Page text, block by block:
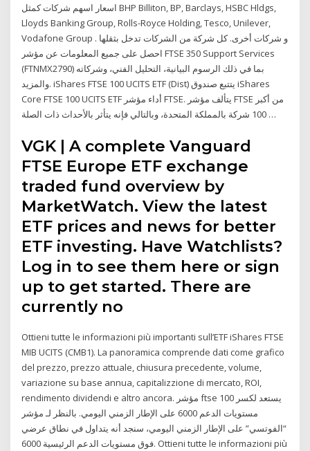
اسعار اسهم شركات كمثل BHP Billiton, BP, Barclays, HSBC Hldgs,
Lloyds Banking Group, Rolls-Royce Holding, Tesco, Unilever,
Vodafone Group و شركات أخرى. كل شركة من الشركات تدخل بثقلها .
احصل على جميع المعلومات عن مؤشر FTSE 350 Support Services
(FTNMX2790) بما في ذلك الرسوم البيانية، التحليل الفني، وشركاته
والمزيد. iShares FTSE 100 UCITS ETF (Dist) يتتبع صندوق iShares
Core FTSE 100 UCITS ETF أداء مؤشر FTSE. يتألف مؤشر FTSE من أكبر
100 شركة بالمملكة المتحدة، وبالتالي فإنه يتأثر بالأحداث ذات الصلة …
VGK | A complete Vanguard
FTSE Europe ETF exchange
traded fund overview by
MarketWatch. View the latest
ETF prices and news for better
ETF investing. Have Watchlists?
Log in to see them here or sign
up to get started. There are
currently no
Ottieni tutte le informazioni più importanti sull’ETF iShares FTSE
MIB UCITS (CMB1). La panoramica comprende dati come grafico
del prezzo, prezzo attuale, chiusura precedente, volume,
variazione su base annua, capitalizzione di mercato, ROI,
rendimento dividendi e altro ancora. مؤشر ftse 100 يستعد لكسر
مستويات الدعم 6000 على الإطار الزمني اليومي. بالنظر لـ مؤشر
“الفوتسي” على الإطار الزمني اليومي، سنجد أنه يتداول في نطاق عرضي
فوق مستويات الدعم الرئيسية 6000. Ottieni tutte le informazioni più